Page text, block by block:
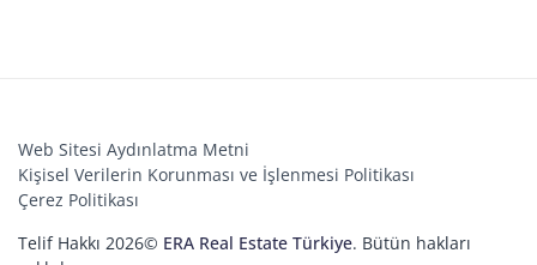
Web Sitesi Aydınlatma Metni
Kişisel Verilerin Korunması ve İşlenmesi Politikası
Çerez Politikası
Telif Hakkı 2026© ERA Real Estate Türkiye. Bütün hakları